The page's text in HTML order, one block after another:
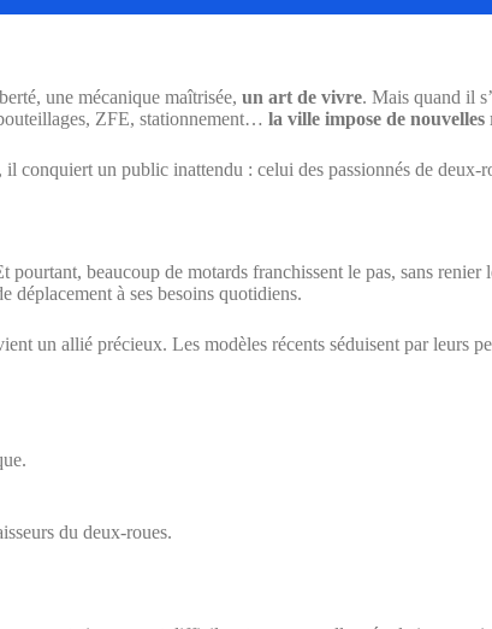
une mécanique maîtrisée, un art de vivre. Mais quand il
ZFE, stationnement… la ville impose de nouvelles
conquiert un public inattendu : celui des passionnés de deux-
beaucoup de motards franchissent le pas, sans renier
déplacement à ses besoins quotidiens.
un allié précieux. Les modèles récents séduisent par leurs
du deux-roues.